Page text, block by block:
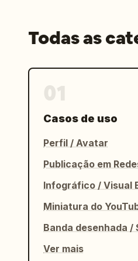
Todas as
Casos de uso
Perfil / Avatar
Publicação em
Infográfico / Visual
Miniatura do
Banda desenhada
Ver mais